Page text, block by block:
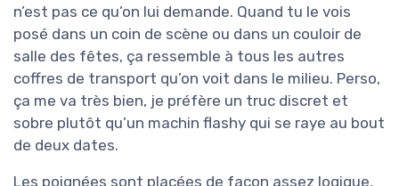
n’est pas ce qu’on lui demande. Quand tu le vois
posé dans un coin de scène ou dans un couloir de
salle des fêtes, ça ressemble à tous les autres
coffres de transport qu’on voit dans le milieu. Perso,
ça me va très bien, je préfère un truc discret et
sobre plutôt qu’un machin flashy qui se raye au bout
de deux dates.
Les poignées sont placées de façon assez logique,